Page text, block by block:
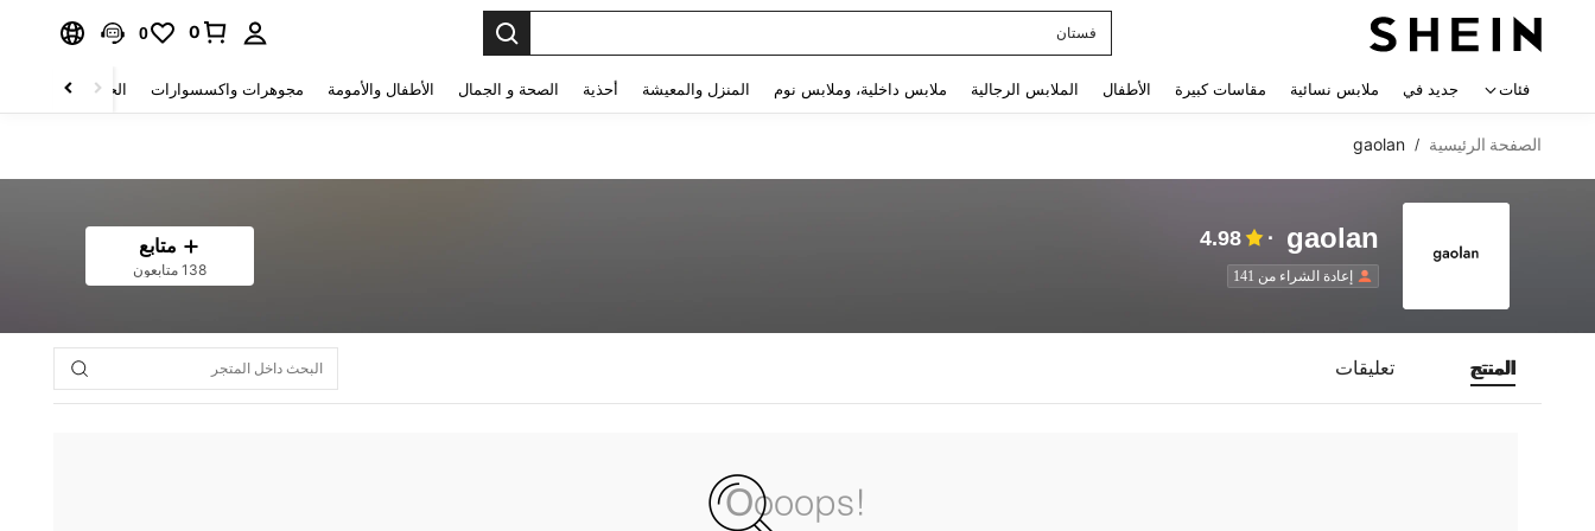
فستان
0
0
فئات جديد في ملابس نسائية مقاسات كبيرة الأطفال الملابس الرجالية ملابس داخلية، وملابس نوم المنزل والمعيشة أحذية الصحة و الجمال الأطفال والأمومة مجوهرات واكسسوارات الحقائب والأمتعة
الصفحة الرئيسية /
gaolan
gaolan
4.98
إعادة الشراء من 141
متابع
138 متابعون
المنتج تعليقات